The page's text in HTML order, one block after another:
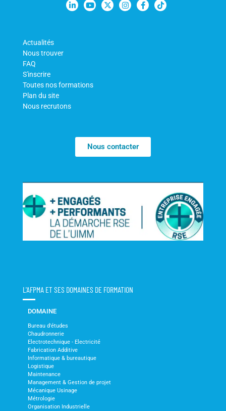
Actualités
Nous trouver
FAQ
S'inscrire
Toutes nos formations
Plan du site
Nous recrutons
Nous contacter
L'AFPMA ET SES DOMAINES DE FORMATION
DOMAINE
Bureau d'études
Chaudronnerie
Electrotechnique - Electricité
Fabrication Additive
Informatique & bureautique
Logistique
Maintenance
Management & Gestion de projet
Mécanique Usinage
Métrologie
Organisation Industrielle